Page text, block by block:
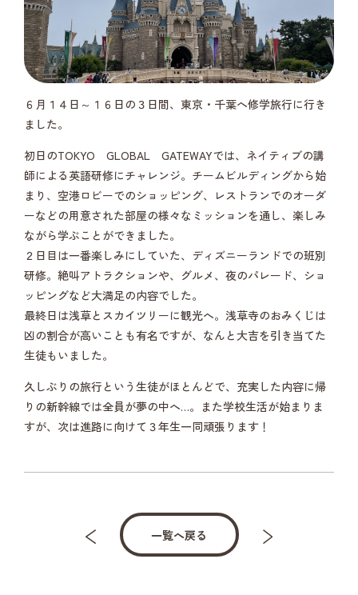
６月１４日～１６日の３日間、東京・千葉へ修学旅行に行き
ました。
初日のTOKYO GLOBAL GATEWAYでは、ネイティブの講
師による英語研修にチャレンジ。チームビルディングから始
まり、空港ロビーでのショッピング、レストランでのオーダ
ーなどの用意された部屋の様々なミッションを通し、楽しみ
ながら学ぶことができました。
２日目は一番楽しみにしていた、ディズニーランドでの班別
研修。絶叫アトラクションや、グルメ、夜のパレード、ショ
ッピングなど大満足の内容でした。
最終日は浅草とスカイツリーに観光へ。浅草寺のおみくじは
凶の割合が高いことも有名ですが、なんと大吉を引き当てた
生徒もいました。
久しぶりの旅行という生徒がほとんどで、充実した内容に帰
りの新幹線では全員が夢の中へ…。また学校生活が始まりま
すが、次は進路に向けて３年生一同頑張ります！
一覧へ戻る